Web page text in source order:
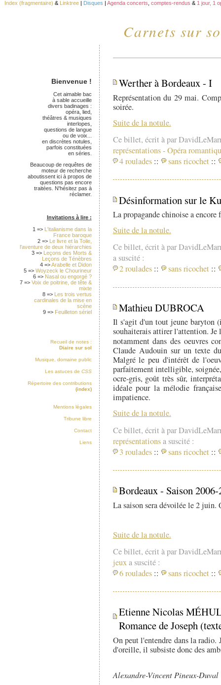
Carnets sur
Index (fragmentaire) & Linktree | Disques | Agenda concerts comptes-rendus & 1 jour, 1
Werther à Bordeaux - I
Représentation du 29 mai.
soirée.
Suite de la notule.
Ce billet, écrit à par
représentations-Opéra
4 roulades :: sans ricochet ::
Désinformation sur le
La propagande chinoise a encore
Suite de la notule.
Ce billet, écrit à par
a suscité :
2 roulades :: sans ricochet ::
Mathieu DUBROCA
Il s'agit d'un tout jeune baryton
souhaiterais attirer l'attention. Je
notamment dans des oeuvres
Claude Audouin sur un texte
Malgré le peu d'intérêt de
parfaitement intelligible,
ocre-gris, goût très sûr,
idéale pour la mélodie
impatience.
Suite de la notule.
Ce billet, écrit à par
représentationsa suscité :
3 roulades :: sans ricochet ::
Bordeaux - Saison 2006-
La saison sera dévoilée le 2
Suite de la notule.
Ce billet, écrit à par
jeuxa suscité :
6 roulades :: sans ricochet ::
Etienne Nicolas
Romance de Joseph
On peut l'entendre dans la radio.
d'oreille, il subsiste donc des
Alexandre-Vincent Pineux-Duval
Bienvenue !
Cet aimable bac
à sable accueille
divers badinages :
opéra, lied,
théâtres & musiques
interlopes,
questions de langue
ou de voix...
en discrètes notules,
parfois constituées
en séries.
Beaucoup de requêtes de
moteur de recherche
aboutissent ici à propos de
questions pas encore
traitées. N'hésitez pas à
réclamer.
Invitations à lire :
1 => L'italianisme dans la
France baroque
2 => Le livre et la Toile,
l'aventure de deux hiérarchies
3 => Leçons des Morts &
Leçons de Ténèbres
4 =>Arabelle et Didon
5 => Woyzeck le Chourineur
6 => Nasal ou engorgé ?
7 => Voix de poitrine, de tête &
mixte
8 => Les trois vertus
cardinales de la mise en
scène
9 => Feuilleton sériel
Recueil de notes :
Diaire sur sol
Musique, domaine public
Les astuces de CSS
Répertoire des contributions
(index)
Mentions légales
Tribune libre
Contact
Liens